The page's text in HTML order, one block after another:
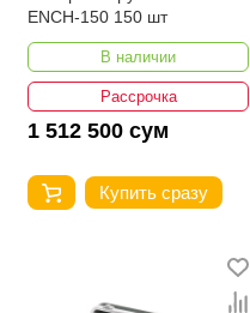
ENCH-150 150 шт
В наличии
Рассрочка
1 512 500 сум
Купить сразу